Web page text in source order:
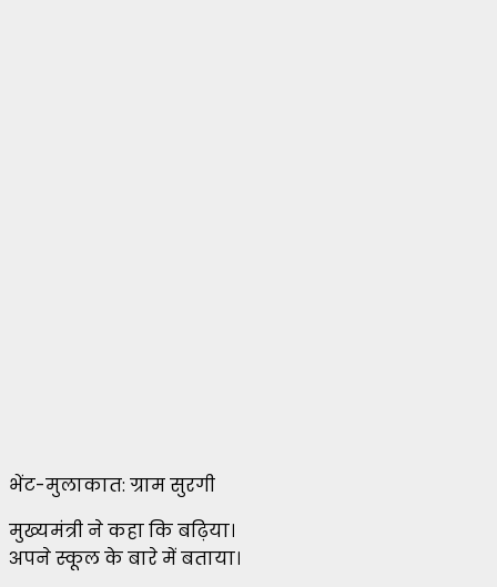
भेंट-मुलाकात: ग्राम सुरगी
मुख्यमंत्री ने कहा कि बढ़िया।
अपने स्कूल के बारे में बताया।